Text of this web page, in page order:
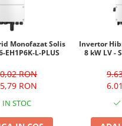
Monofazat Solis
EH1P6K-L-PLUS
RON
RON
IN STOC
Invertor
8 kW LV -